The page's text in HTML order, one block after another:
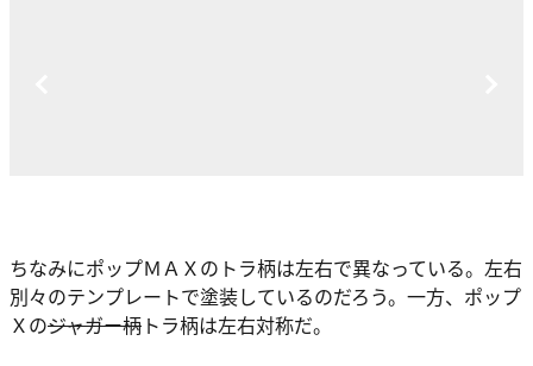
ちなみにポップＭＡＸのトラ柄は左右で異なっている。左右
別々のテンプレートで塗装しているのだろう。一方、ポップ
Ｘのジャガー柄 トラ柄は左右対称だ。